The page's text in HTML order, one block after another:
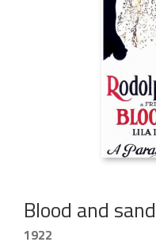
Blood and sand
1922